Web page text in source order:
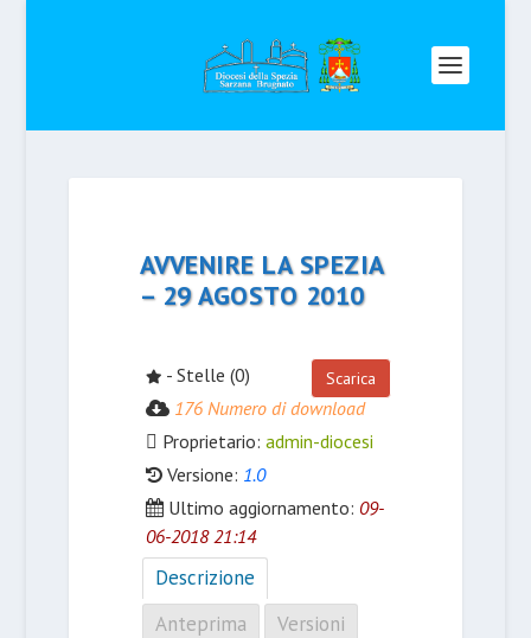
AVVENIRE LA SPEZIA
– 29 AGOSTO 2010
Scarica
- Stelle (0)
176 Numero di download
Proprietario: admin-diocesi
Versione: 1.0
Ultimo aggiornamento: 09-
06-2018 21:14
Descrizione
Anteprima
Versioni